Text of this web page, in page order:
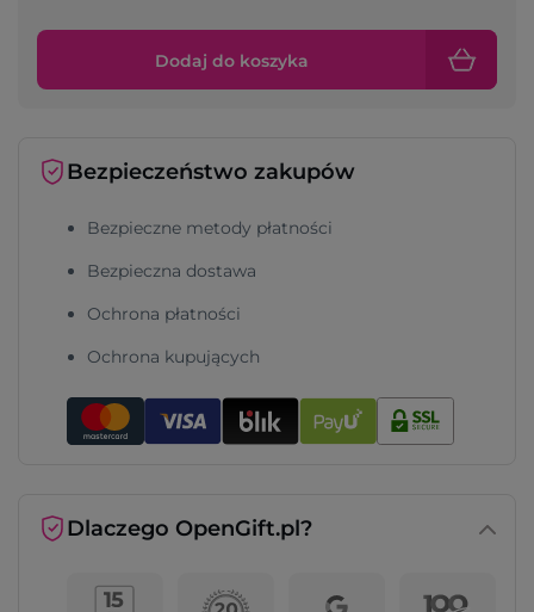
Dodaj do koszyka
Bezpieczeństwo zakupów
Bezpieczne metody płatności
Bezpieczna dostawa
Ochrona płatności
Ochrona kupujących
Dlaczego OpenGift.pl?